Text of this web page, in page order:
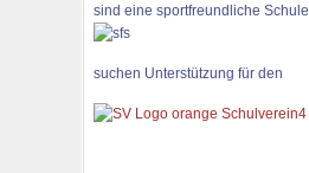
sind eine sportfreundliche Schule
suchen Unterstützung für den